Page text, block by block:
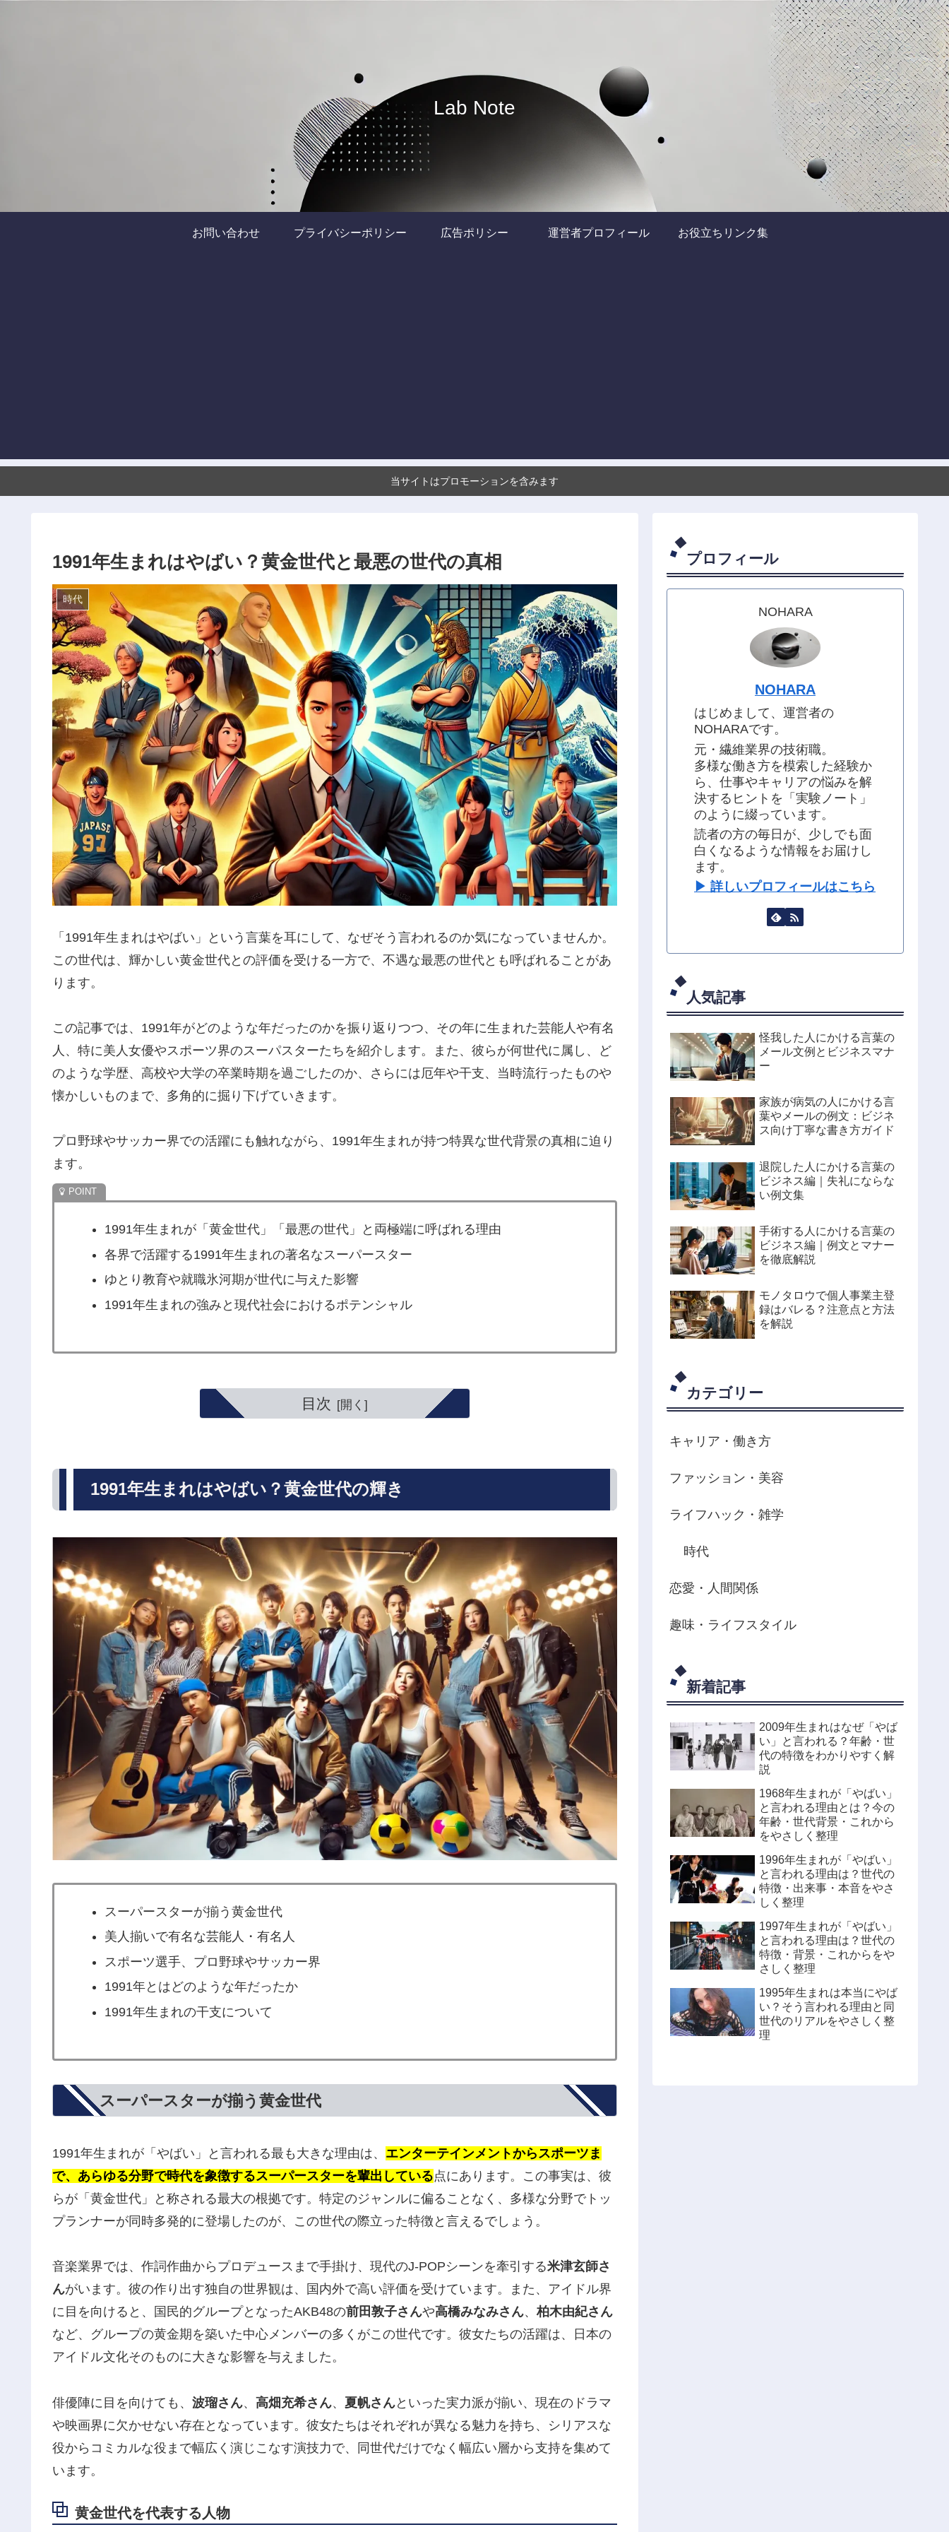
Lab Note
お問い合わせ プライバシーポリシー 広告ポリシー 運営者プロフィール お役立ちリンク集
当サイトはプロモーションを含みます
1991年生まれはやばい？黄金世代と最悪の世代の真相
時代
「1991年生まれはやばい」という言葉を耳にして、なぜそう言われるのか気になっていませんか。
この世代は、輝かしい黄金世代との評価を受ける一方で、不遇な最悪の世代とも呼ばれることがあ
ります。
この記事では、1991年がどのような年だったのかを振り返りつつ、その年に生まれた芸能人や有名
人、特に美人女優やスポーツ界のスーパスターたちを紹介します。また、彼らが何世代に属し、ど
のような学歴、高校や大学の卒業時期を過ごしたのか、さらには厄年や干支、当時流行ったものや
懐かしいものまで、多角的に掘り下げていきます。
プロ野球やサッカー界での活躍にも触れながら、1991年生まれが持つ特異な世代背景の真相に迫り
ます。
1991年生まれが「黄金世代」「最悪の世代」と両極端に呼ばれる理由
各界で活躍する1991年生まれの著名なスーパースター
ゆとり教育や就職氷河期が世代に与えた影響
1991年生まれの強みと現代社会におけるポテンシャル
目次
1991年生まれはやばい？黄金世代の輝き
スーパースターが揃う黄金世代
美人揃いで有名な芸能人・有名人
スポーツ選手、プロ野球やサッカー界
1991年とはどのような年だったか
1991年生まれの干支について
スーパースターが揃う黄金世代
1991年生まれが「やばい」と言われる最も大きな理由は、 エンターテインメントからスポーツま
で、あらゆる分野で時代を象徴するスーパースターを輩出している点にあります。この事実は、彼
らが「黄金世代」と称される最大の根拠です。特定のジャンルに偏ることなく、多様な分野でトッ
プランナーが同時多発的に登場したのが、この世代の際立った特徴と言えるでしょう。
音楽業界では、作詞作曲からプロデュースまで手掛け、現代のJ-POPシーンを牽引する米津玄師さ
んがいます。彼の作り出す独自の世界観は、国内外で高い評価を受けています。また、アイドル界
に目を向けると、国民的グループとなったAKB48の前田敦子さんや高橋みなみさん、柏木由紀さん
など、グループの黄金期を築いた中心メンバーの多くがこの世代です。彼女たちの活躍は、日本の
アイドル文化そのものに大きな影響を与えました。
俳優陣に目を向けても、 波瑠さん、 高畑充希さん、 夏帆さんといった実力派が揃い、現在のドラマ
や映画界に欠かせない存在となっています。彼女たちはそれぞれが異なる魅力を持ち、シリアスな
役からコミカルな役まで幅広く演じこなす演技力で、同世代だけでなく幅広い層から支持を集めて
います。
黄金世代を代表する人物
プロフィール
NOHARA
NOHARA
はじめまして、運営者の
NOHARAです。
元・繊維業界の技術職。
多様な働き方を模索した経験か
ら、仕事やキャリアの悩みを解
決するヒントを「実験ノート」
のように綴っています。
読者の方の毎日が、少しでも面
白くなるような情報をお届けし
ます。
▶︎ 詳しいプロフィールはこちら
人気記事
怪我した人にかける言葉の
メール文例とビジネスマナ
ー
家族が病気の人にかける言
葉やメールの例文：ビジネ
ス向け丁寧な書き方ガイド
退院した人にかける言葉の
ビジネス編｜失礼にならな
い例文集
手術する人にかける言葉の
ビジネス編｜例文とマナー
を徹底解説
モノタロウで個人事業主登
録はバレる？注意点と方法
を解説
カテゴリー
キャリア・働き方
ファッション・美容
ライフハック・雑学
時代
恋愛・人間関係
趣味・ライフスタイル
新着記事
2009年生まれはなぜ「やば
い」と言われる？年齢・世
代の特徴をわかりやすく解
説
1968年生まれが「やばい」
と言われる理由とは？今の
年齢・世代背景・これから
をやさしく整理
1996年生まれが「やばい」
と言われる理由は？世代の
特徴・出来事・本音をやさ
しく整理
1997年生まれが「やばい」
と言われる理由は？世代の
特徴・背景・これからをや
さしく整理
1995年生まれは本当にやば
い？そう言われる理由と同
世代のリアルをやさしく整
理